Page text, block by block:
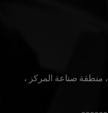
عنوان: No.228 ، Weiqi Road ، منطقة صناعة المركز ،